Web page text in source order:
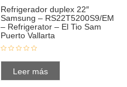
Refrigerador duplex 22″
Samsung – RS22T5200S9/EM
– Refrigerator – El Tio Sam
Puerto Vallarta
Leer más